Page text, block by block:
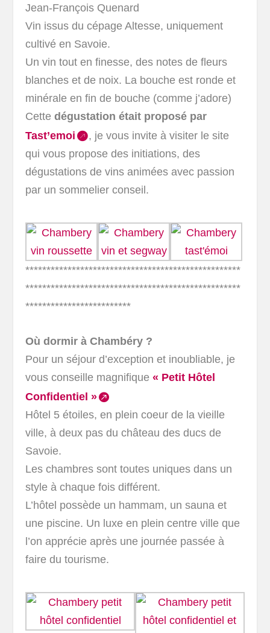
Jean-François Quenard
Vin issus du cépage Altesse, uniquement
cultivé en Savoie.
Un vin tout en finesse, des notes de fleurs
blanches et de noix. La bouche est ronde et
minérale en fin de bouche (comme j’adore)
Cettedégustation était proposé par
Tast’emoi
, je vous invite à visiter le site
qui vous propose des initiations, des
dégustations de vins animées avec passion
par un sommelier conseil.
***************************************************
***************************************************
*************************
Où dormir à Chambéry ?
Pour un séjour d’exception et inoubliable, je
vous conseille magnifique « Petit Hôtel
Confidentiel »
Hôtel 5 étoiles, en plein coeur de la vieille
ville, à deux pas du château des ducs de
Savoie.
Les chambres sont toutes uniques dans un
style à chaque fois différent.
L’hôtel possède un hammam, un sauna et
une piscine. Un luxe en plein centre ville que
l’on apprécie après une journée passée à
faire du tourisme.